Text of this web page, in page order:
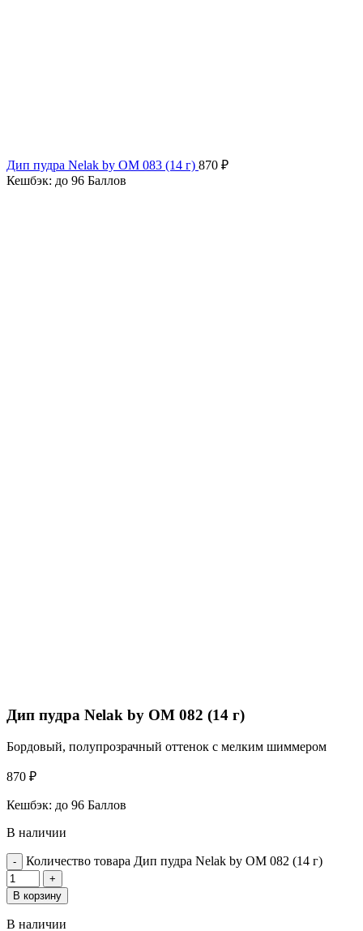
Дип пудра Nelak by OM 083 (14 г) 870 ₽
Кешбэк: до 96 Баллов
Дип пудра Nelak by OM 082 (14 г)
Бордовый, полупрозрачный оттенок с мелким шиммером
870 ₽
Кешбэк: до 96 Баллов
В наличии
Количество товара Дип пудра Nelak by OM 082 (14 г)
В корзину
В наличии